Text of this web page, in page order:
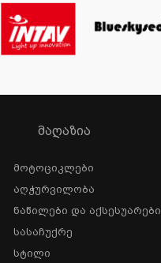
ᲛᲐᲦᲐᲖᲘᲐ
Მოტოციკლები
Აღჭურვილობა
Ნაწილები Და Აქსესუარები
Სასაჩუქრე
Სტილი